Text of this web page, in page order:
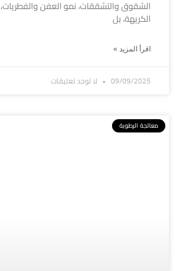
الشقوق والتشققات، نمو العفن والفطريات،
الكريهة، بل
اقرأ المزيد »
09/09/2025 لا توجد تعليقات
معالجة الرطوبة